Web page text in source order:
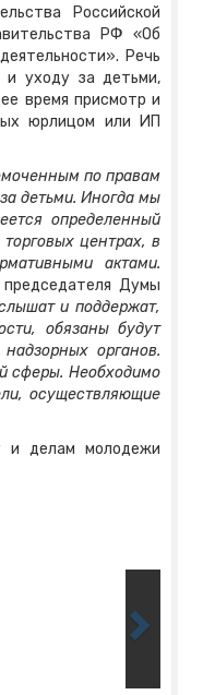
Российской
РФ «Об
Речь
и уходу за детьми,
время присмотр и
юрлицом или ИП
по правам
детьми. Иногда мы
определенный
центрах, в
актами.
Думы
и поддержат,
обязаны будут
органов.
сферы. Необходимо
осуществляющие
и делам молодежи